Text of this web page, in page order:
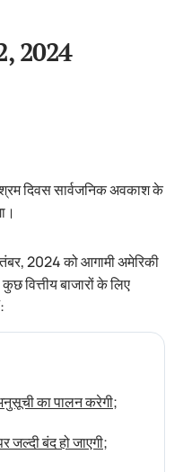
2024
दिवस सार्वजनिक अवकाश के
2024 को आगामी अमेरिकी
वित्तीय बाजारों के लिए
का पालन करेगी;
बंद हो जाएगी;